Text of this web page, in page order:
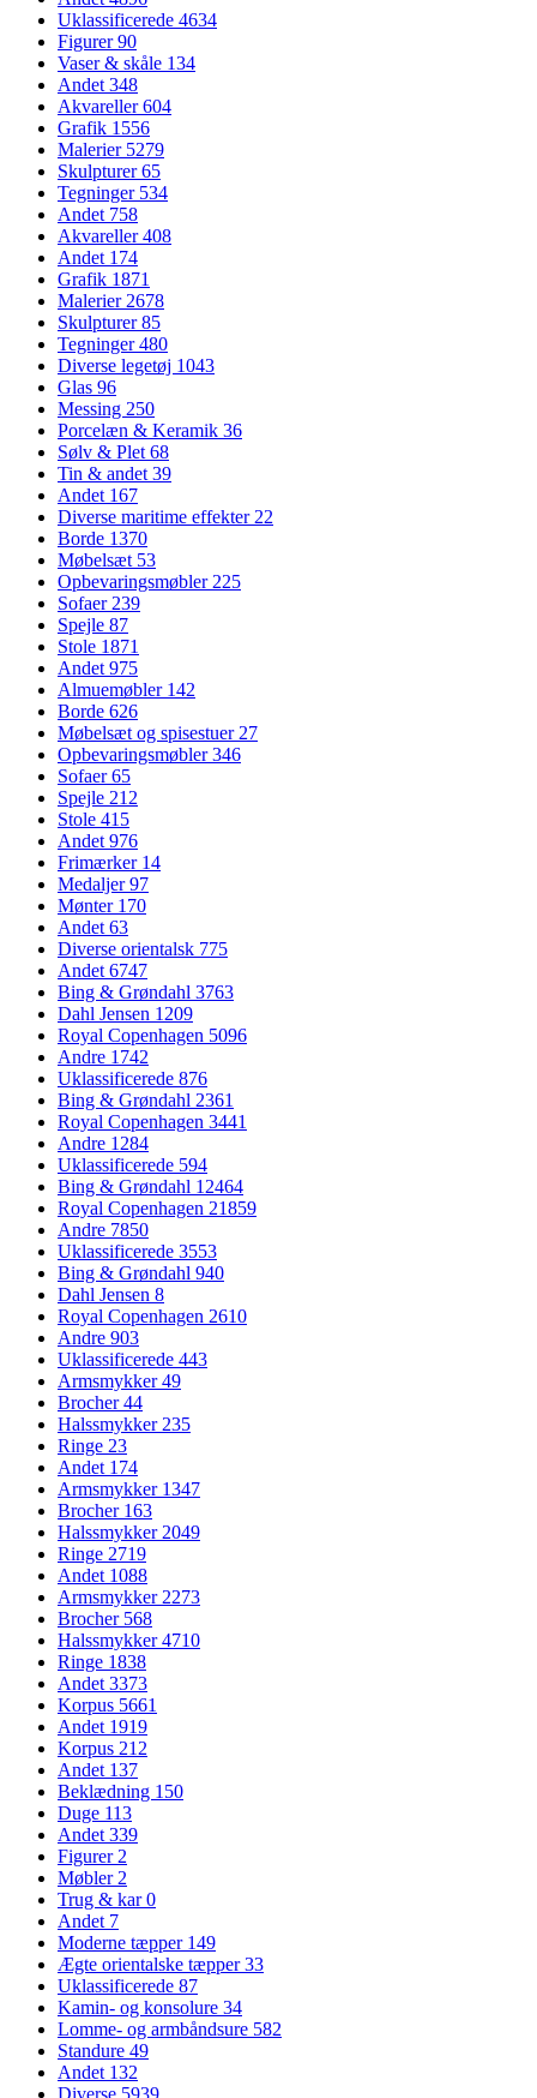
Uklassificerede 4634
Figurer90
Vaser & skåle 134
Andet 348
Akvareller604
Grafik 1556
Malerier 5279
Skulpturer65
Tegninger 534
Andet 758
Akvareller408
Andet 174
Grafik 1871
Malerier 2678
Skulpturer85
Tegninger480
Diverse legetøj 1043
Glas 96
Messing 250
Porcelæn & Keramik 36
Sølv & Plet 68
Tin & andet 39
Andet 167
Diverse maritime effekter 22
Borde 1370
Møbelsæt 53
Opbevaringsmøbler 225
Sofaer 239
Spejle 87
Stole 1871
Andet 975
Almuemøbler 142
Borde 626
Møbelsæt og spisestuer 27
Opbevaringsmøbler346
Sofaer65
Spejle 212
Stole 415
Andet 976
Frimærker 14
Medaljer97
Mønter 170
Andet 63
Diverse orientalsk 775
Andet 6747
Bing & Grøndahl 3763
Dahl Jensen 1209
Royal Copenhagen 5096
Andre 1742
Uklassificerede 876
Bing & Grøndahl 2361
Royal Copenhagen 3441
Andre 1284
Uklassificerede 594
Bing & Grøndahl 12464
Royal Copenhagen 21859
Andre 7850
Uklassificerede 3553
Bing & Grøndahl 940
Dahl Jensen 8
Royal Copenhagen 2610
Andre 903
Uklassificerede 443
Armsmykker49
Brocher44
Halssmykker 235
Ringe 23
Andet 174
Armsmykker 1347
Brocher 163
Halssmykker 2049
Ringe 2719
Andet 1088
Armsmykker 2273
Brocher 568
Halssmykker4710
Ringe 1838
Andet 3373
Korpus 5661
Andet 1919
Korpus 212
Andet 137
Beklædning 150
Duge 113
Andet 339
Figurer 2
Møbler 2
Trug & kar0
Andet 7
Moderne tæpper 149
Ægte orientalske tæpper33
Uklassificerede 87
Kamin- og konsolure 34
Lomme- og armbåndsure 582
Standure 49
Andet 132